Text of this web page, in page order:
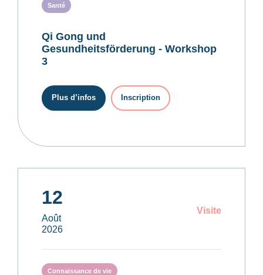
Santé
Qi Gong und
Gesundheitsförderung - Workshop
3
Plus d’infos Inscription
12
Août
2026
Visite
Connaissance de vie